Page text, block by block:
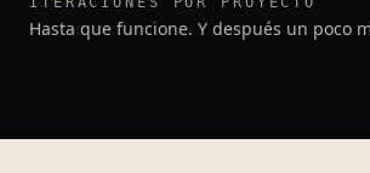
Hasta que funcione. Y después un poco